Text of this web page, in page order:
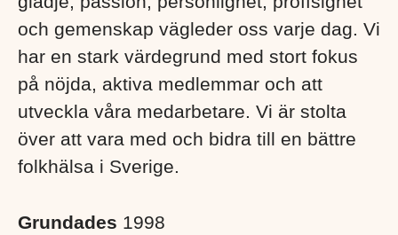
och gemenskap vägleder oss varje dag. Vi
har en stark värdegrund med stort fokus
på nöjda, aktiva medlemmar och att
utveckla våra medarbetare. Vi är stolta
över att vara med och bidra till en bättre
folkhälsa i Sverige. ​
Grundades 1998